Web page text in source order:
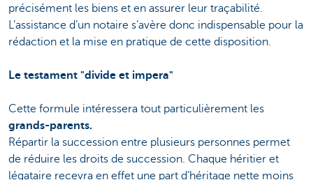
précisément les biens et en assurer leur traçabilité.
L’assistance d’un notaire s’avère donc indispensable pour la
rédaction et la mise en pratique de cette disposition.
Le testament "divide et impera"
Cette formule intéressera tout particulièrement les
grands-parents.
Répartir la succession entre plusieurs personnes permet
de réduire les droits de succession. Chaque héritier et
légataire recevra en effet une part d’héritage nette moins